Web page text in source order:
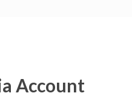
Account